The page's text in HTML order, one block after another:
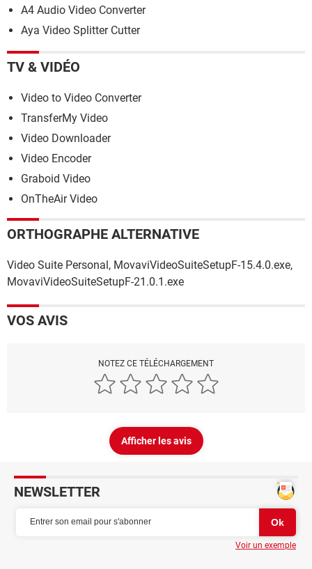
A4 Audio Video Converter
Aya Video Splitter Cutter
TV & VIDÉO
Video to Video Converter
TransferMy Video
Video Downloader
Video Encoder
Graboid Video
OnTheAir Video
ORTHOGRAPHE ALTERNATIVE
Video Suite Personal, MovaviVideoSuiteSetupF-15.4.0.exe,
MovaviVideoSuiteSetupF-21.0.1.exe
VOS AVIS
NOTEZ CE TÉLÉCHARGEMENT
Afficher les avis
NEWSLETTER
Voir un exemple